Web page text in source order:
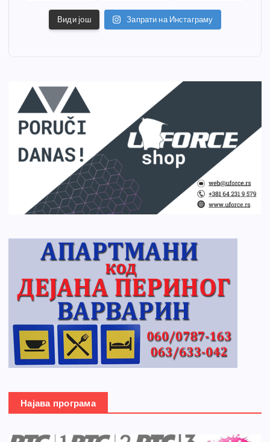
Види још Запрати на Инстаграму
Најава програма